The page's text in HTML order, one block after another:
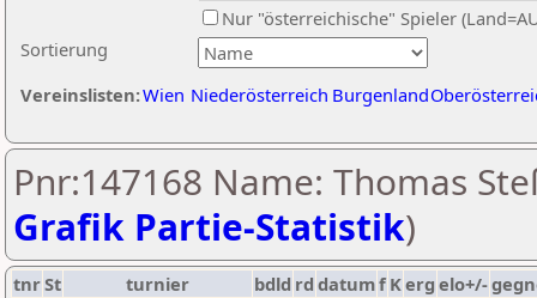
Sortierung
Nur "österreichische" Spieler
Vereinslisten:Wien Niederösterreich Burgenland
Pnr:147168 Name: Thomas
Grafik Partie-Statistik)
tnrSt turnier bdld rd datumf Kerg elo+/-